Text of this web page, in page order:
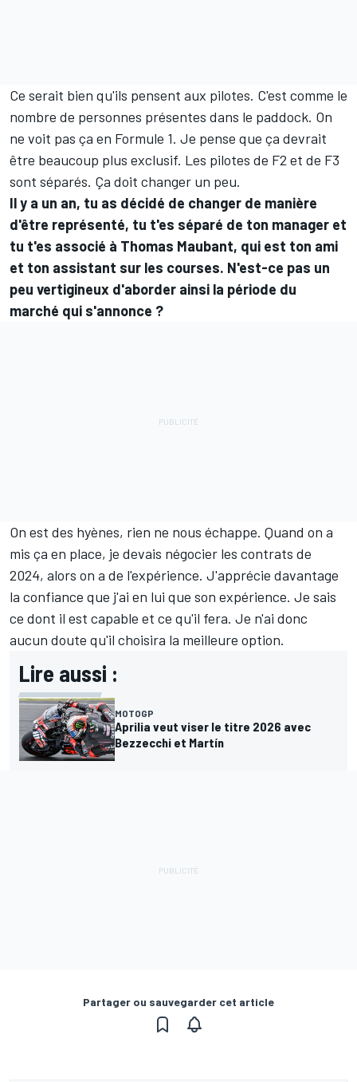
Ce serait bien qu'ils pensent aux pilotes. C'est comme le
nombre de personnes présentes dans le paddock. On
ne voit pas ça en Formule 1. Je pense que ça devrait
être beaucoup plus exclusif. Les pilotes de F2 et de F3
sont séparés. Ça doit changer un peu.
Il y a un an, tu as décidé de changer de manière
d'être représenté, tu t'es séparé de ton manager et
tu t'es associé à Thomas Maubant, qui est ton ami
et ton assistant sur les courses. N'est-ce pas un
peu vertigineux d'aborder ainsi la période du
marché qui s'annonce ?
On est des hyènes, rien ne nous échappe. Quand on a
mis ça en place, je devais négocier les contrats de
2024, alors on a de l'expérience. J'apprécie davantage
la confiance que j'ai en lui que son expérience. Je sais
ce dont il est capable et ce qu'il fera. Je n'ai donc
aucun doute qu'il choisira la meilleure option.
Lire aussi :
MOTOGP
Aprilia veut viser le titre 2026 avec
Bezzecchi et Martín
Partager ou sauvegarder cet article